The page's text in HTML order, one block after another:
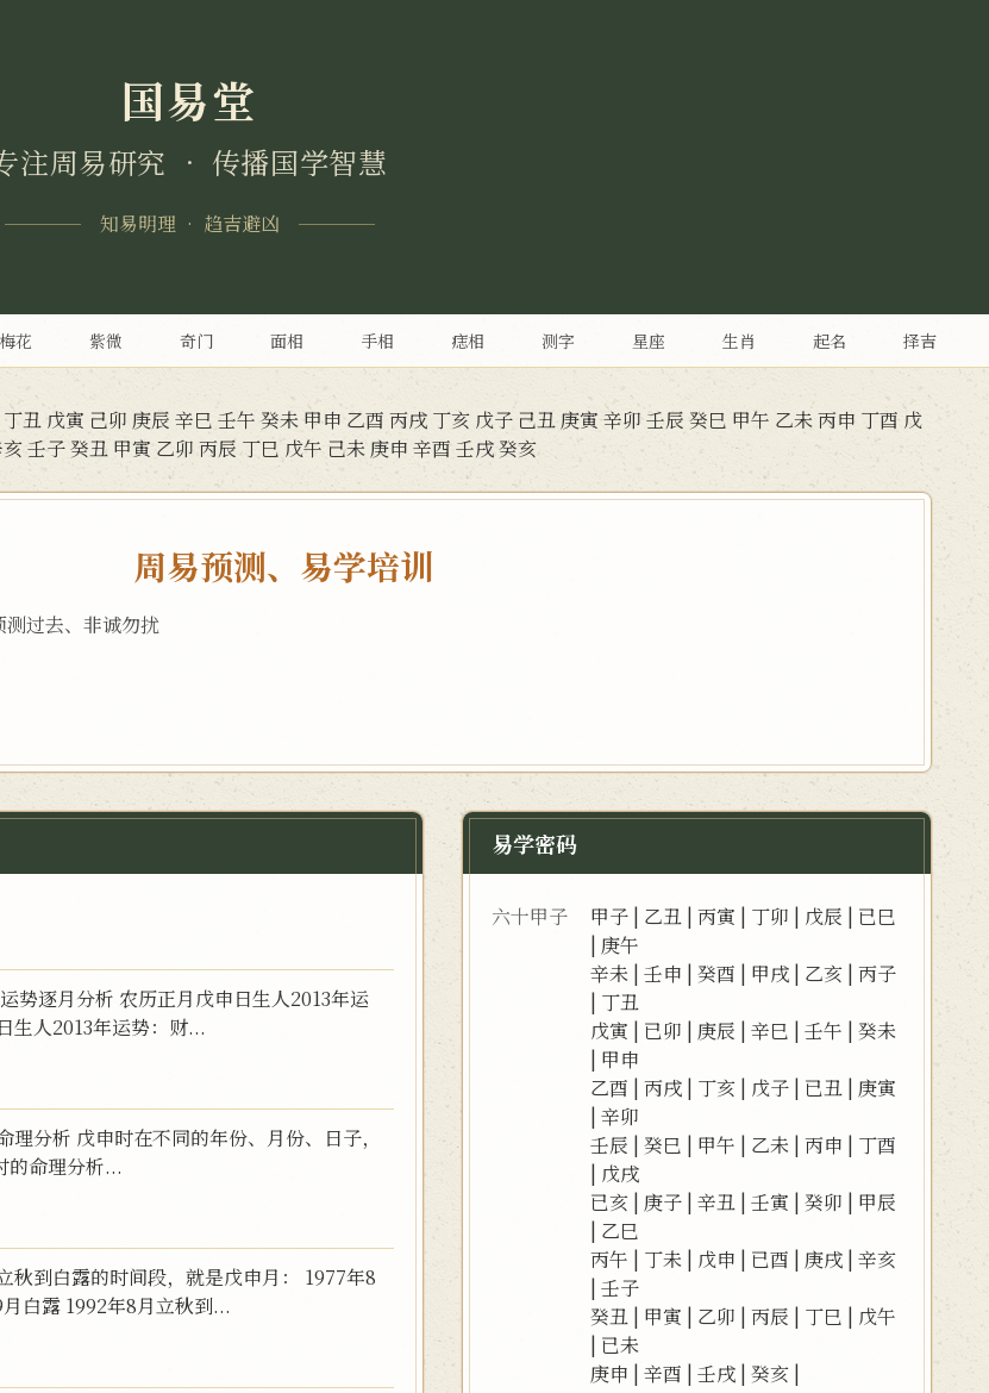
国易堂
注周易研究 • 传播国学智慧
知易明理 • 趋吉避凶
梅花 紫微 奇门 面相 手相 痣相 测字 星座 生肖 起名 择吉
丁丑 戊寅 己卯 庚辰 辛巳 壬午 癸未甲申 乙酉 丙戌 丁亥 戊子 己丑 庚寅 辛卯 壬辰 癸巳 甲午 乙未丙申 丁酉 戊
壬子癸丑 甲寅 乙卯 丙辰 丁巳 戊午 己未 庚申 辛酉 壬戌癸亥
周易预测、易学培训
过去、非诚勿扰
势逐月分析 农历正月戊申日生人2013年运
生人2013年运势：财...
分析 戊申时在不同的年份、月份、日子，
的命理分析...
秋到白露的时间段，就是戊申月： 1977年8
白露 1992年8月立秋到...
易学密码
六十甲子 甲子 | 乙丑 |丙寅 | 丁卯 | 戊辰 | 已巳
| 庚午
辛未 |壬申 |癸酉 | 甲戌 | 乙亥 |丙子
| 丁丑
戊寅 | 已卯 | 庚辰 |辛巳 |壬午 |癸未
| 甲申
乙酉 |丙戌 | 丁亥 | 戊子 | 已丑 | 庚寅
|辛卯
壬辰 |癸巳 | 甲午 | 乙未 |丙申 | 丁酉
| 戊戌
已亥 | 庚子 |辛丑 |壬寅 |癸卯 | 甲辰
| 乙巳
丙午 | 丁未 | 戊申 | 已酉 | 庚戌 |辛亥
|壬子
癸丑 | 甲寅 | 乙卯 |丙辰 | 丁巳 | 戊午
| 已未
庚申 |辛酉 |壬戌 |癸亥 |